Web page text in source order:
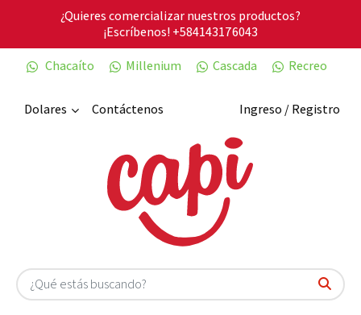
¿Quieres comercializar nuestros productos?
¡Escríbenos!+584143176043
Chacaíto
Millenium Cascada Recreo
Dolares Ingreso / Registro
Contáctenos